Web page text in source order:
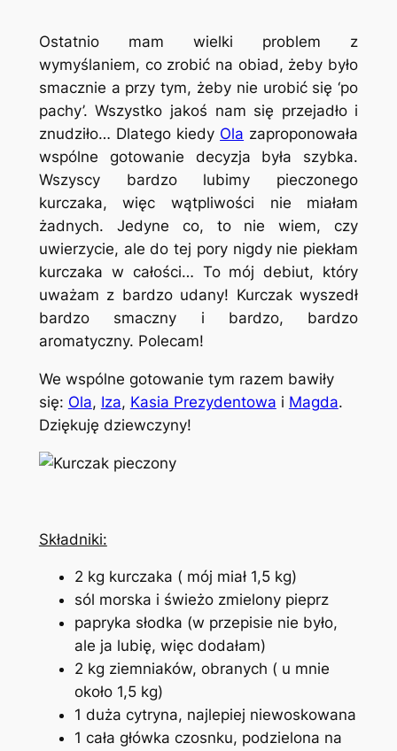
Ostatnio mam wielki problem z
wymyślaniem, co zrobić na obiad, żeby było
smacznie a przy tym, żeby nie urobić się ‘po
pachy’. Wszystko jakoś nam się przejadło i
znudziło… Dlatego kiedy Ola zaproponowała
wspólne gotowanie decyzja była szybka.
Wszyscy bardzo lubimy pieczonego
kurczaka, więc wątpliwości nie miałam
żadnych. Jedyne co, to nie wiem, czy
uwierzycie, ale do tej pory nigdy nie piekłam
kurczaka w całości… To mój debiut, który
uważam z bardzo udany! Kurczak wyszedł
bardzo smaczny i bardzo, bardzo
aromatyczny. Polecam!
We wspólne gotowanie tym razem bawiły
się: Ola, Iza, Kasia Prezydentowa i Magda.
Dziękuję dziewczyny!
Składniki:
2 kg kurczaka ( mój miał 1,5 kg)
sól morska i świeżo zmielony pieprz
papryka słodka (w przepisie nie było,
ale ja lubię, więc dodałam)
2 kg ziemniaków, obranych ( u mnie
około 1,5 kg)
1 duża cytryna, najlepiej niewoskowana
1 cała główka czosnku, podzielona na